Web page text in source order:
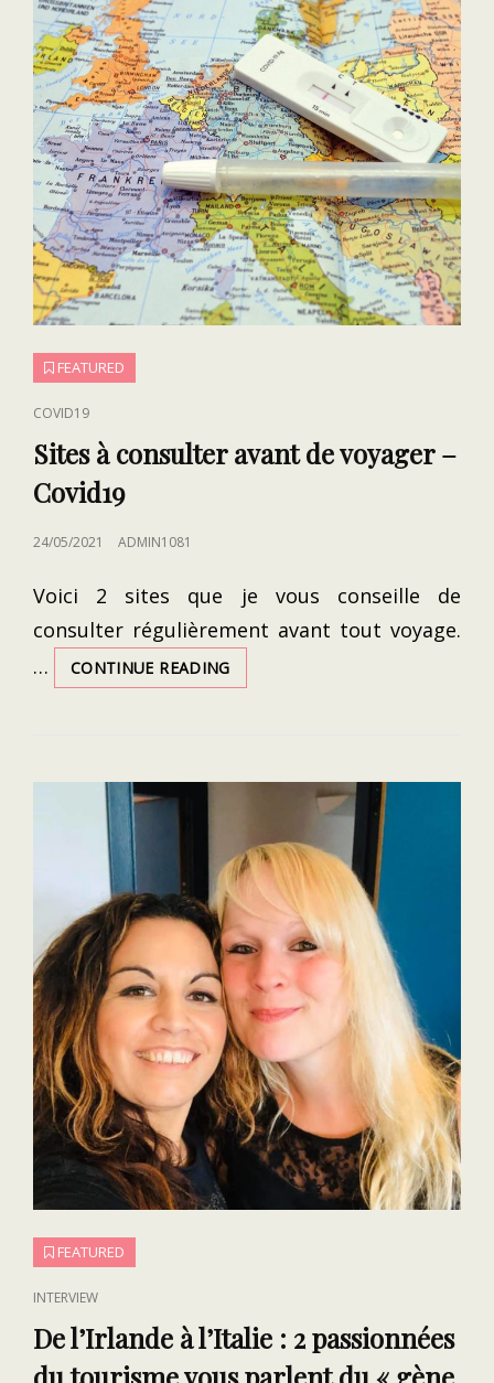
FEATURED
CAT
LINKS
COVID19
Sites à consulter avant de voyager –
Covid19
POSTED
24/05/2021 ADMIN1081
Voici 2 sites que je vous conseille de
consulter régulièrement avant tout voyage.
…
CONTINUE READINGSITES
À
VOYAGER
FEATURED
CAT
LINKS
INTERVIEW
De l’Irlande à l’Italie : 2 passionnées